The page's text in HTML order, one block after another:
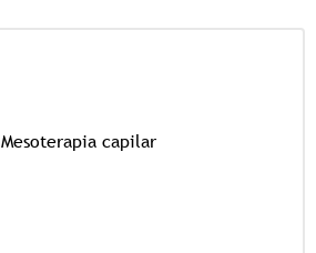
Mesoterapia capilar